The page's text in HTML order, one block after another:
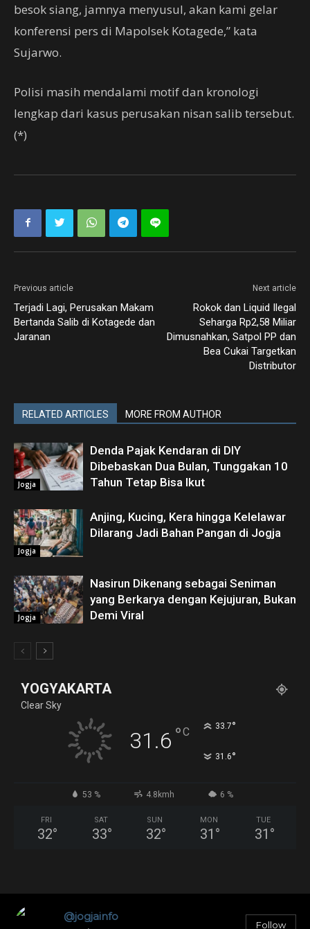
besok siang, jamnya menyusul, akan kami gelar
konferensi pers di Mapolsek Kotagede,” kata
Sujarwo.
Polisi masih mendalami motif dan kronologi
lengkap dari kasus perusakan nisan salib tersebut.
(*)
Previous article
Terjadi Lagi, Perusakan Makam
Bertanda Salib di Kotagede dan
Jaranan
Next article
Rokok dan Liquid Ilegal
Seharga Rp2,58 Miliar
Dimusnahkan, Satpol PP dan
Bea Cukai Targetkan
Distributor
RELATED ARTICLES MORE FROM AUTHOR
Jogja
Denda Pajak Kendaran di DIY
Dibebaskan Dua Bulan, Tunggakan 10
Tahun Tetap Bisa Ikut
Jogja
Anjing, Kucing, Kera hingga Kelelawar
Dilarang Jadi Bahan Pangan di Jogja
Jogja
Nasirun Dikenang sebagai Seniman
yang Berkarya dengan Kejujuran, Bukan
Demi Viral
YOGYAKARTA
Clear Sky
31.6 °C 33.7°
31.6°
53 % 4.8kmh 6 %
FRI
32°
SAT
33°
SUN
32°
MON
31 °
TUE
31 °
@jogjainfo
Follow